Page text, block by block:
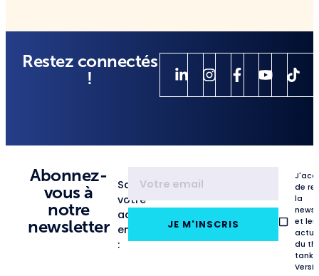
Restez connectés
!
Abonnez-
vous à
notre
newsletter
Saisissez
votre
adresse
email
:
JE M'INSCRIS
de
la
et les
du
tank